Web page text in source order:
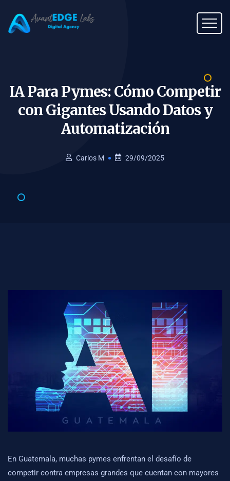
IA Para Pymes: Cómo Competir
con Gigantes Usando Datos y
Automatización
Carlos M 29/09/2025
En Guatemala, muchas pymes enfrentan el desafío de
competir contra empresas grandes que cuentan con mayores